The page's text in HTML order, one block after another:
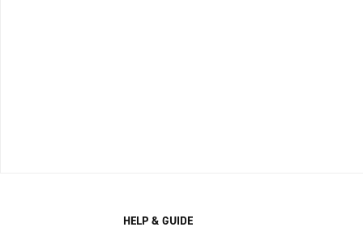
HELP & GUIDE